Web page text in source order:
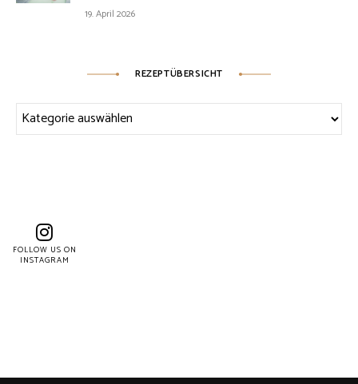
19. April 2026
REZEPTÜBERSICHT
Rezeptübersicht
FOLLOW US ON
INSTAGRAM